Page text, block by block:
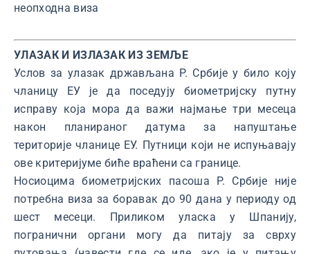
неопходна виза
УЛАЗАК И ИЗЛАЗАК ИЗ ЗЕМЉЕ
Услов за улазак држављана Р. Србије у било коју
чланицу ЕУ је да поседују биометријску путну
исправу која мора да важи најмање три месеца
након планираног датума за напуштање
територије чланице ЕУ. Путници који не испуњавају
ове критеријуме биће враћени са границе.
Носиоцима биометријских пасоша Р. Србије није
потребна виза за боравак до 90 дана у периоду од
шест месеци. Приликом уласка у Шпанију,
погранични органи могу да питају за сврху